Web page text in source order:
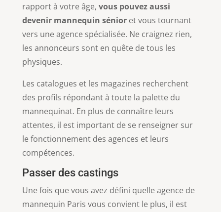
rapport à votre âge, vous pouvez aussi
devenir mannequin sénioret vous tournant
vers une agence spécialisée. Ne craignez rien,
les annonceurs sont en quête de tous les
physiques.
Les catalogues et les magazines recherchent
des profils répondant à toute la palette du
mannequinat. En plus de connaître leurs
attentes, il est important de se renseigner sur
le fonctionnement des agences et leurs
compétences.
Passer des castings
Une fois que vous avez défini quelle agence de
mannequin Paris vous convient le plus, il est